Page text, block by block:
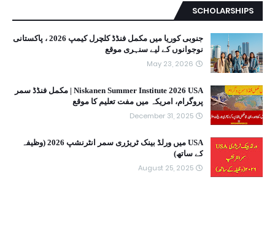
SCHOLARSHIPS
جنوبی کوریا میں مکمل فنڈڈ کلچرل کیمپ 2026 ، پاکستانی
نوجوانوں کے لیے سنہری موقع
May 23, 2026
Niskanen Summer Institute 2026 USA | مکمل فنڈڈ سمر
پروگرام، امریکہ میں مفت تعلیم کا موقع
December 31, 2025
USA میں ورلڈ بینک ٹریژری سمر انٹرنشپ 2026 (وظیفہ
کے ساتھ)
August 25, 2025